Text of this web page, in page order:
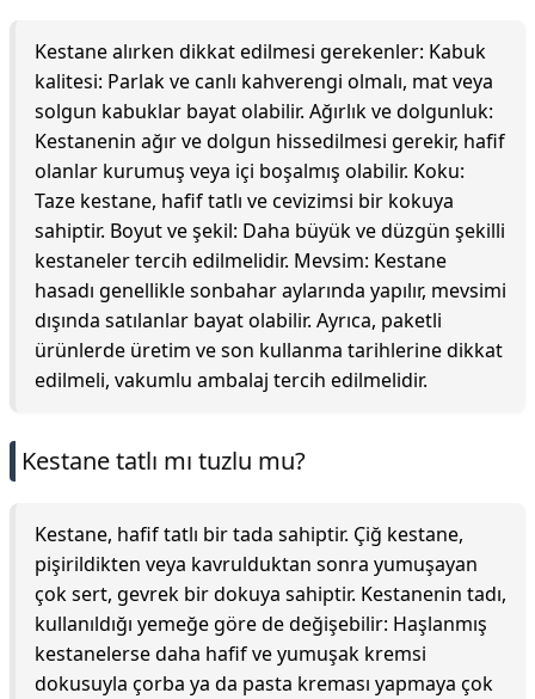
Kestane alırken dikkat edilmesi gerekenler: Kabuk
kalitesi: Parlak ve canlı kahverengi olmalı, mat veya
solgun kabuklar bayat olabilir. Ağırlık ve dolgunluk:
Kestanenin ağır ve dolgun hissedilmesi gerekir, hafif
olanlar kurumuş veya içi boşalmış olabilir. Koku:
Taze kestane, hafif tatlı ve cevizimsi bir kokuya
sahiptir. Boyut ve şekil: Daha büyük ve düzgün şekilli
kestaneler tercih edilmelidir. Mevsim: Kestane
hasadı genellikle sonbahar aylarında yapılır, mevsimi
dışında satılanlar bayat olabilir. Ayrıca, paketli
ürünlerde üretim ve son kullanma tarihlerine dikkat
edilmeli, vakumlu ambalaj tercih edilmelidir.
Kestane tatlı mı tuzlu mu?
Kestane, hafif tatlı bir tada sahiptir. Çiğ kestane,
pişirildikten veya kavrulduktan sonra yumuşayan
çok sert, gevrek bir dokuya sahiptir. Kestanenin tadı,
kullanıldığı yemeğe göre de değişebilir: Haşlanmış
kestanelerse daha hafif ve yumuşak kremsi
dokusuyla çorba ya da pasta kreması yapmaya çok